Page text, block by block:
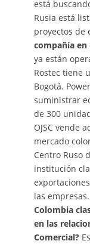
está
Rusia está
proyectos de
compañía en
ya están
Rostec tiene
Bogotá.
suministrar
de 300
OJSC vende
mercado
Centro Ruso
institución
las empresas.
Colombia
en las
Comercial?